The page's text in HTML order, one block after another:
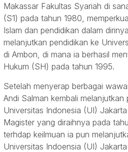
Makassar Fakultas Syariah di
(S1) pada tahun 1980,
Islam dan pendidikan dalam
melanjutkan pendidikan ke
di Ambon, di mana ia berhasil
Hukum (SH) pada tahun 1995.
Setelah menyerap berbagai
Andi Salman kembali melanjutkan
Universitas Indonesia (UI)
Magister yang diraihnya pada
terhdap keilmuan ia pun
Universitas Indoensia (UI)